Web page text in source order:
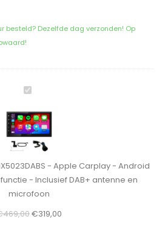
€319,00.
besteld? Dezelfde dag verzonden! Op
Kenwood
-
Apple
Carplay
-
Android
Auto
DAB+
- Apple Carplay - Android
- Inclusief DAB+ antenne en
microfoon
469,00Oorspronkelijke
€319,00